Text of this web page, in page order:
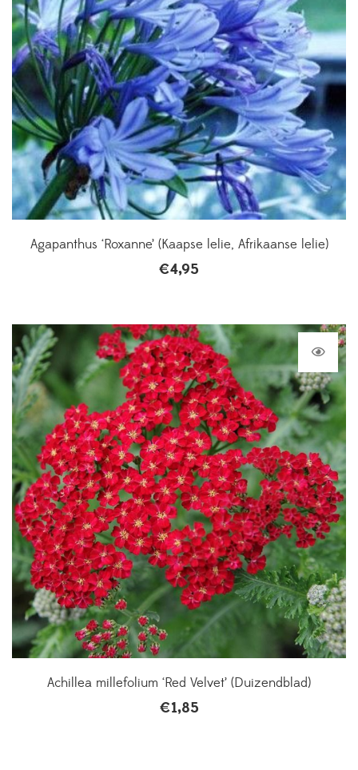
Agapanthus ‘Roxanne’ (Kaapse lelie, Afrikaanse lelie)
€4,95
Achillea millefolium ‘Red Velvet’ (Duizendblad)
€1,85